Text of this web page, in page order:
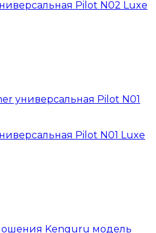
Pilot N02 Luxe
Pilot N01 Luxe